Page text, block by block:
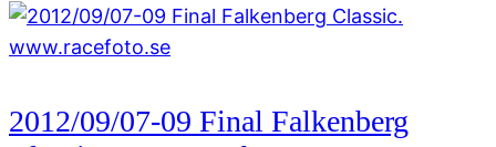
2012/09/07-09 Final Falkenberg